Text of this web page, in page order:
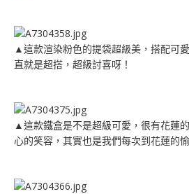
▲這款渲染粉色的提袋超級美，搭配可
直就是超搭，超級討喜呀！
▲這款鐵盒是不是超級可愛，很有花蓮
心的笑容，其實也是我們每次到花蓮的